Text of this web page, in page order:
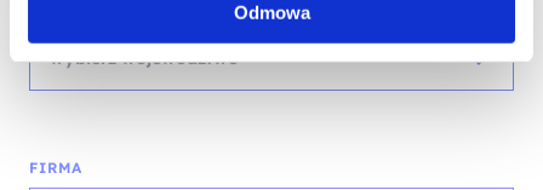
Odmowa
wybierz województwo
FIRMA